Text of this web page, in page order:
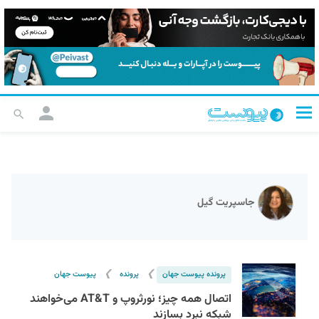
جاسپریت گیل
پرونده پیوست جهان ❯ پرونده ❯ پیوست جهان
اتصال همه چیز؛ نورثروپ و AT&T می‌خواهند
شبکه نبرد بسازند